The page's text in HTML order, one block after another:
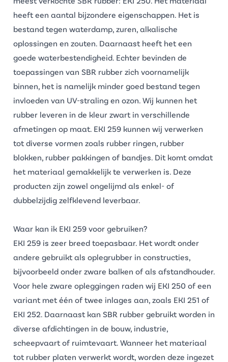
heeft een aantal bijzondere eigenschappen. Het is
bestand tegen waterdamp, zuren, alkalische
oplossingen en zouten. Daarnaast heeft het een
goede waterbestendigheid. Echter bevinden de
toepassingen van SBR rubber zich voornamelijk
binnen, het is namelijk minder goed bestand tegen
invloeden van UV-straling en ozon. Wij kunnen het
rubber leveren in de kleur zwart in verschillende
afmetingen op maat. EKI 259 kunnen wij verwerken
tot diverse vormen zoals rubber ringen, rubber
blokken, rubber pakkingen of bandjes. Dit komt omdat
het materiaal gemakkelijk te verwerken is. Deze
producten zijn zowel ongelijmd als enkel- of
dubbelzijdig zelfklevend leverbaar.
Waar kan ik EKI 259 voor gebruiken?
EKI 259 is zeer breed toepasbaar. Het wordt onder
andere gebruikt als oplegrubber in constructies,
bijvoorbeeld onder zware balken of als afstandhouder.
Voor hele zware opleggingen raden wij EKI 250 of een
variant met één of twee inlages aan, zoals EKI 251 of
EKI 252. Daarnaast kan SBR rubber gebruikt worden in
diverse afdichtingen in de bouw, industrie,
scheepvaart of ruimtevaart. Wanneer het materiaal
tot rubber platen verwerkt wordt, worden deze ingezet